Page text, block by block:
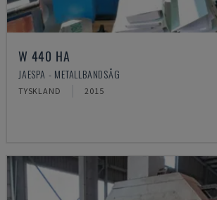
W 440 HA
JAESPA - METALLBANDSÅG
TYSKLAND 2015